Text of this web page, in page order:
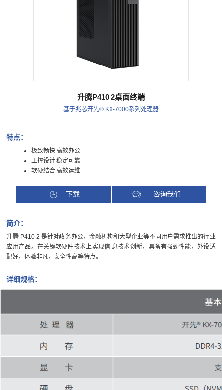
升腾P410 2桌面终端
基于兆芯开先® KX-7000系列处理器
特点：
极致畅快 高效办公
工控设计 稳定可靠
软硬结合 高效运维
下载 咨询我们
简介：
升腾 P410 2 是针对政务办公，金融机构和大型企业等不同用户需求推出的行业
应用产品。在关键软硬件技术上实现信 息技术创新，具备有强劲性能，外设适
配好，体验非凡，安全性高等特点。
详细规格：